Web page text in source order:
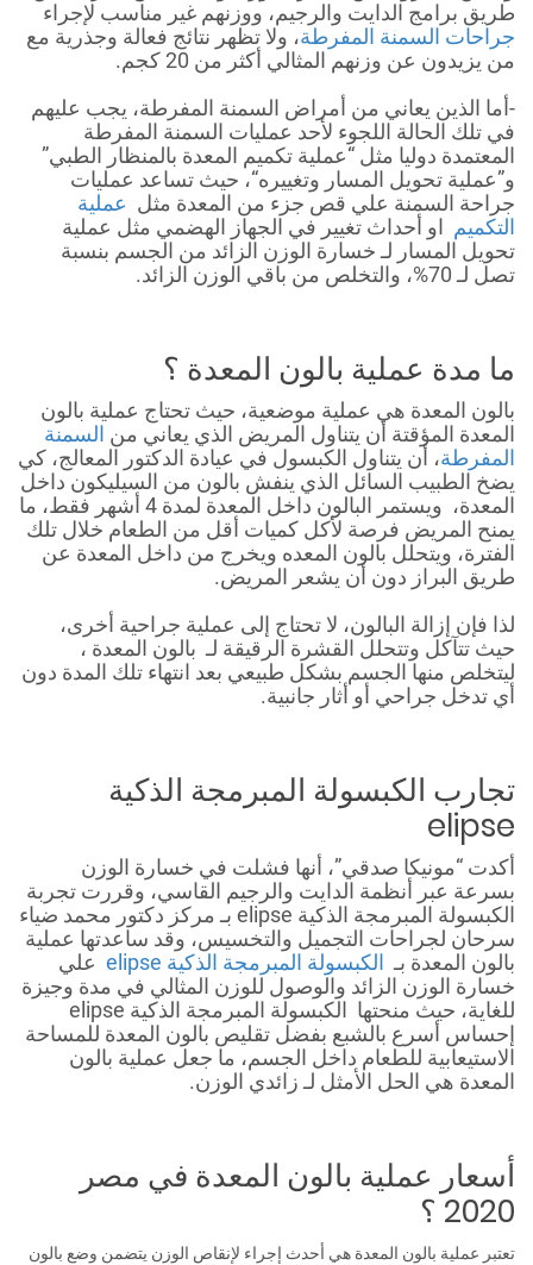
طريق برامج الدايت والرجيم، ووزنهم غير مناسب لإجراء
جراحات السمنة المفرطة، ولا تظهر نتائج فعالة وجذرية مع
من يزيدون عن وزنهم المثالي أكثر من 20 كجم.
-أما الذين يعاني من أمراض السمنة المفرطة، يجب عليهم
في تلك الحالة اللجوء لأحد عمليات السمنة المفرطة
المعتمدة دوليا مثل “عملية تكميم المعدة بالمنظار الطبي”
و”عملية تحويل المسار وتغييره“، حيث تساعد عمليات
جراحة السمنة علي قص جزء من المعدة مثل عملية
التكميم او أحداث تغيير في الجهاز الهضمي مثل عملية
تحويل المسار لـ خسارة الوزن الزائد من الجسم بنسبة
تصل لـ 70%، والتخلص من باقي الوزن الزائد.
ما مدة عملية بالون المعدة ؟
بالون المعدة هي عملية موضعية، حيث تحتاج عملية بالون
المعدة المؤقتة أن يتناول المريض الذي يعاني من السمنة
المفرطة، أن يتناول الكبسول في عيادة الدكتور المعالج، كي
يضخ الطبيب السائل الذي ينفش بالون من السيليكون داخل
المعدة، ويستمر البالون داخل المعدة لمدة 4 أشهر فقط، ما
يمنح المريض فرصة لأكل كميات أقل من الطعام خلال تلك
الفترة، ويتحلل بالون المعده ويخرج من داخل المعدة عن
طريق البراز دون أن يشعر المريض.
لذا فإن إزالة البالون، لا تحتاج إلى عملية جراحية أخرى،
حيث تتآكل وتتحلل القشرة الرقيقة لـ بالون المعدة ،
ليتخلص منها الجسم بشكل طبيعي بعد انتهاء تلك المدة دون
أي تدخل جراحي أو أثار جانبية.
تجارب الكبسولة المبرمجة الذكية
elipse
أكدت “مونيكا صدقي”، أنها فشلت في خسارة الوزن
بسرعة عبر أنظمة الدايت والرجيم القاسي، وقررت تجربة
الكبسولة المبرمجة الذكية elipse بـ مركز دكتور محمد ضياء
سرحان لجراحات التجميل والتخسيس، وقد ساعدتها عملية
بالون المعدة بـ الكبسولة المبرمجة الذكية elipse
علي
خسارة الوزن الزائد والوصول للوزن المثالي في مدة وجيزة
إحساس أسرع بالشبع بفضل تقليص بالون المعدة للمساحة
الاستيعابية للطعام داخل الجسم، ما جعل عملية بالون
المعدة هي الحل الأمثل لـ زائدي الوزن.
أسعار عملية بالون المعدة في مصر
2020 ؟
تعتبر عملية بالون المعدة هي أحدث إجراء لإنقاص الوزن يتضمن وضع بالون